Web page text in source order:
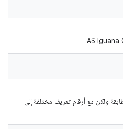
ولكن مع أرقام تعريف مختلفة إلى